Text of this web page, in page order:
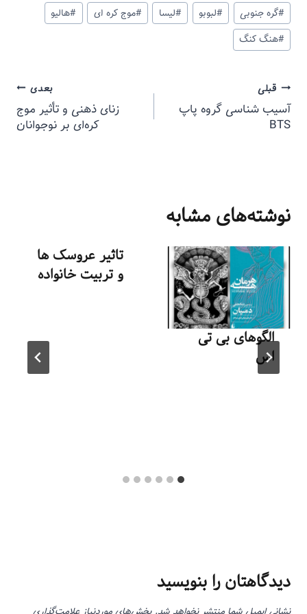
#گره جنوبی #لبوبو #لیسا #موج کره ای #هالیو
#هنگ کنگ
قبلی
آسیب شناسی گروه پاپ
BTS
بعدی
زنای ذهنی و تأثیر موج
کره‌ای بر نوجوانان
نوشته‌های مشابه
الگوهای بی تی
اس
تاثیر عروسک ها
و تربیت خانواده
دیدگاهتان را بنویسید